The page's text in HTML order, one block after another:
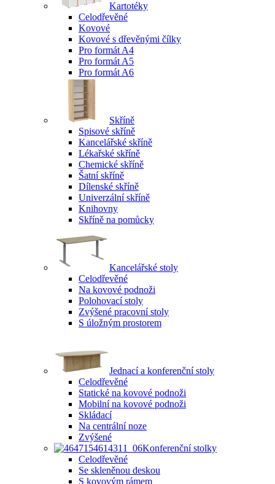
Kartotéky
Celodřevěné
Kovové
Kovové s dřevěnými čílky
Pro formát A4
Pro formát A5
Pro formát A6
Skříně
Spisové skříně
Kancelářské skříně
Lékařské skříně
Chemické skříně
Šatní skříně
Dílenské skříně
Univerzální skříně
Knihovny
Skříně na pomůcky
Kancelářské stoly
Celodřevěné
Na kovové podnoži
Polohovací stoly
Zvýšené pracovní stoly
S úložným prostorem
Jednací a konferenční stoly
Celodřevěné
Statické na kovové podnoži
Mobilní na kovové podnoži
Skládací
Na centrální noze
Zvýšené
Konferenční stolky
Celodřevěné
Se skleněnou deskou
S kovovým rámem